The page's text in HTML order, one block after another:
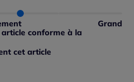
Grand
conforme à la
cet article